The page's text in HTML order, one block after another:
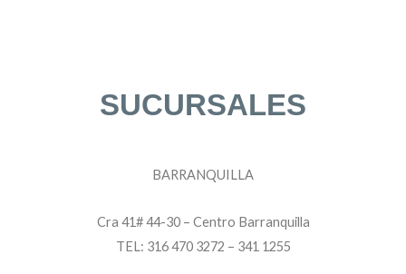
SUCURSALES
BARRANQUILLA
Cra 41# 44-30 – Centro Barranquilla
TEL: 316 470 3272 – 341 1255